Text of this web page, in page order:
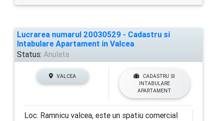
Lucrarea numarul 20030529 - Cadastru si
Intabulare Apartament in Valcea
Status: Anulata
VALCEA
CADASTRU SI
INTABULARE
APARTAMENT
Loc. Ramnicu valcea, este un spatiu comercial